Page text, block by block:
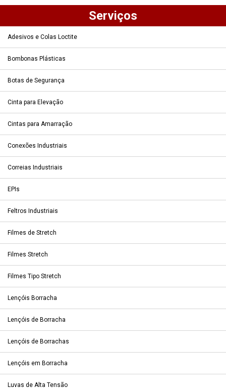
Serviços
Adesivos e Colas Loctite
Bombonas Plásticas
Botas de Segurança
Cinta para Elevação
Cintas para Amarração
Conexões Industriais
Correias Industriais
EPIs
Feltros Industriais
Filmes de Stretch
Filmes Stretch
Filmes Tipo Stretch
Lençóis Borracha
Lençóis de Borracha
Lençóis de Borrachas
Lençóis em Borracha
Luvas de Alta Tensão